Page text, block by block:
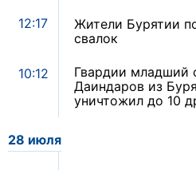
12:17
Жители Бурятии
свалок
10:12
Гвардии младший
Даиндаров из
уничтожил до 10
28 июля